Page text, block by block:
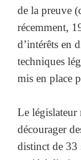
de la preuve
récemment,
d’intérêts en
techniques
mis en place
Le législateur
décourager
distinct de 33